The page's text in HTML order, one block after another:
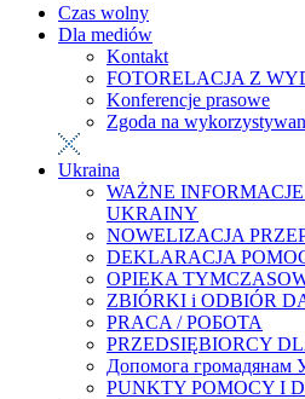
Czas wolny
Dla mediów
Kontakt
FOTORELACJA Z
Konferencje prasowe
Zgoda na
Ukraina
WAŻNE
UKRAINY
NOWELIZACJA
DEKLARACJA
OPIEKA
ZBIÓRKI i ODBIÓR
PRACA / РОБОТА
PRZEDSIĘBIORCY
Допомога громадянам
PUNKTY POMOCY I